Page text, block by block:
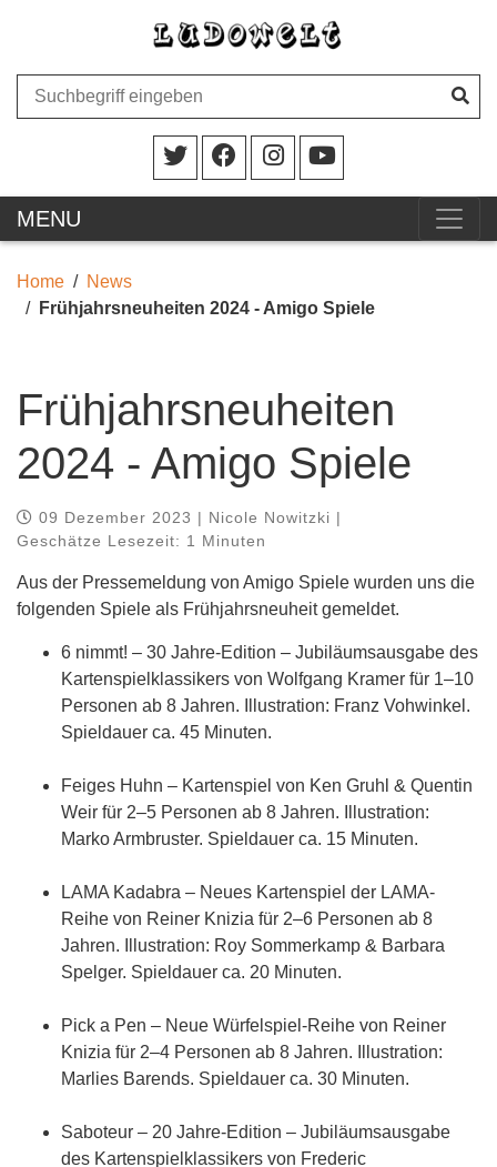
MENU
Home
News
Frühjahrsneuheiten 2024 - Amigo Spiele
Frühjahrsneuheiten
2024 - Amigo Spiele
09 Dezember 2023 | Nicole Nowitzki |
Geschätze Lesezeit: 1 Minuten
Aus der Pressemeldung von Amigo Spiele wurden uns die
folgenden Spiele als Frühjahrsneuheit gemeldet.
6 nimmt! – 30 Jahre-Edition – Jubiläumsausgabe des
Kartenspielklassikers von Wolfgang Kramer für 1–10
Personen ab 8 Jahren. Illustration: Franz Vohwinkel.
Spieldauer ca. 45 Minuten.
Feiges Huhn – Kartenspiel von Ken Gruhl & Quentin
Weir für 2–5 Personen ab 8 Jahren. Illustration:
Marko Armbruster. Spieldauer ca. 15 Minuten.
LAMA Kadabra – Neues Kartenspiel der LAMA-
Reihe von Reiner Knizia für 2–6 Personen ab 8
Jahren. Illustration: Roy Sommerkamp & Barbara
Spelger. Spieldauer ca. 20 Minuten.
Pick a Pen – Neue Würfelspiel-Reihe von Reiner
Knizia für 2–4 Personen ab 8 Jahren. Illustration:
Marlies Barends. Spieldauer ca. 30 Minuten.
Saboteur – 20 Jahre-Edition – Jubiläumsausgabe
des Kartenspielklassikers von Frederic